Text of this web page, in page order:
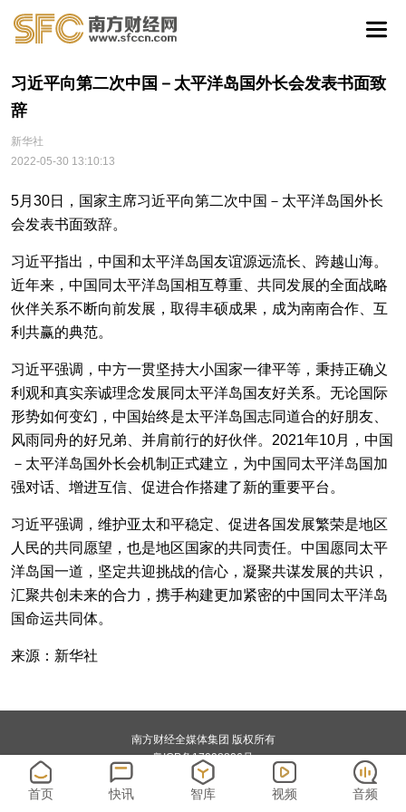
习近平向第二次中国－太平洋岛国外长会发表书面致
辞
新华社
2022-05-30 13:10:13
5月30日，国家主席习近平向第二次中国－太平洋岛国外长
会发表书面致辞。
习近平指出，中国和太平洋岛国友谊源远流长、跨越山海。
近年来，中国同太平洋岛国相互尊重、共同发展的全面战略
伙伴关系不断向前发展，取得丰硕成果，成为南南合作、互
利共赢的典范。
习近平强调，中方一贯坚持大小国家一律平等，秉持正确义
利观和真实亲诚理念发展同太平洋岛国友好关系。无论国际
形势如何变幻，中国始终是太平洋岛国志同道合的好朋友、
风雨同舟的好兄弟、并肩前行的好伙伴。2021年10月，中国
－太平洋岛国外长会机制正式建立，为中国同太平洋岛国加
强对话、增进互信、促进合作搭建了新的重要平台。
习近平强调，维护亚太和平稳定、促进各国发展繁荣是地区
人民的共同愿望，也是地区国家的共同责任。中国愿同太平
洋岛国一道，坚定共迎挑战的信心，凝聚共谋发展的共识，
汇聚共创未来的合力，携手构建更加紧密的中国同太平洋岛
国命运共同体。
来源：新华社
南方财经全媒体集团 版权所有
粤ICP备17098806号
首页 快讯 智库 视频 音频